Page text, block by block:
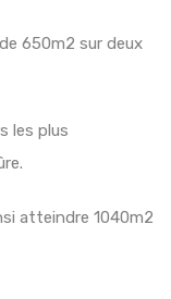
650m2 sur deux
les plus
atteindre 1040m2